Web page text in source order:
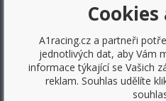
Cookies
A1racing.cz a partneři
jednotlivých dat, aby Vám
informace týkající se Vašich
reklam. Souhlas udělíte